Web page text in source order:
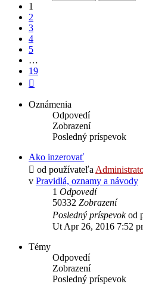
1
2
3
4
5
…
19
Oznámenia
Odpovedí
Zobrazení
Posledný príspevok
Ako inzerovať
od používateľa
v Pravidlá, oznamy a návody
1 Odpovedí
50332 Zobrazení
Posledný príspevokod
Ut Apr 26, 2016 7:52
Témy
Odpovedí
Zobrazení
Posledný príspevok